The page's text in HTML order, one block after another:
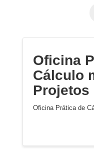
Oficina
Cálculo
Projetos
Oficina Prática de